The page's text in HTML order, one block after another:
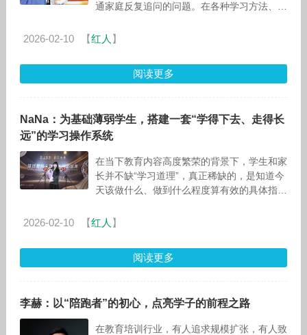
通家庭反复追问的问题。在各种学习方法、解
困扰普通家庭的，反而不是信息不足
2026-02-10 【红人 】
阅读更多
NaNa：为基础薄弱学生，搭建一套“学得下去、走得长
远”的学习操作系统
在当下教育内容高度繁荣的背景下，学生和家
长并不缺“学习道理”，真正稀缺的，是知道今
天该做什么、做到什么程度算有效的具体指
困境往往并非不愿努力，而是站在复杂
2026-02-10 【红人 】
阅读更多
李赫：以“陪跑者”的初心，点亮学子的前程之路
在教育培训行业，有人追求规模扩张，有人致